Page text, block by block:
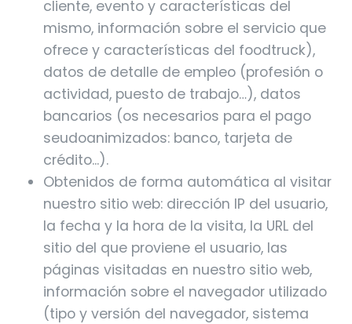
cliente, evento y características del
mismo, información sobre el servicio que
ofrece y características del foodtruck),
datos de detalle de empleo (profesión o
actividad, puesto de trabajo…), datos
bancarios (os necesarios para el pago
seudoanimizados: banco, tarjeta de
crédito...).
Obtenidos de forma automática al visitar
nuestro sitio web: dirección IP del usuario,
la fecha y la hora de la visita, la URL del
sitio del que proviene el usuario, las
páginas visitadas en nuestro sitio web,
información sobre el navegador utilizado
(tipo y versión del navegador, sistema